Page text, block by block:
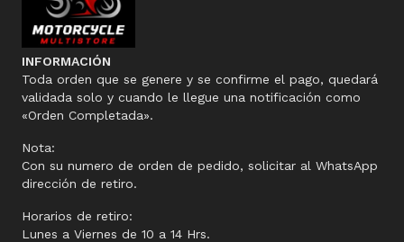
INFORMACIÓN
Toda orden que se genere y se confirme el pago, quedará
validada solo y cuando le llegue una notificación como
«Orden Completada».
Nota:
Con su numero de orden de pedido, solicitar al WhatsApp
dirección de retiro.
Horarios de retiro:
Lunes a Viernes de 10 a 14 Hrs.